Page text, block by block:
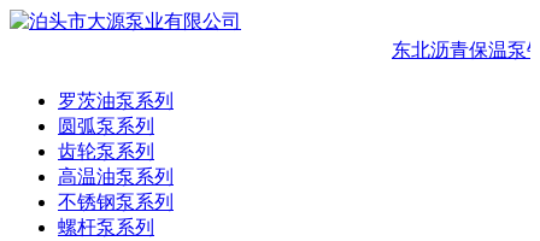
东北沥青保温泵
罗茨油泵系列
圆弧泵系列
齿轮泵系列
高温油泵系列
不锈钢泵系列
螺杆泵系列